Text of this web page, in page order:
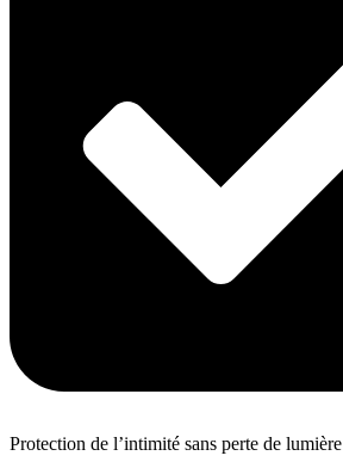
Protection de l’intimité sans perte de lumière